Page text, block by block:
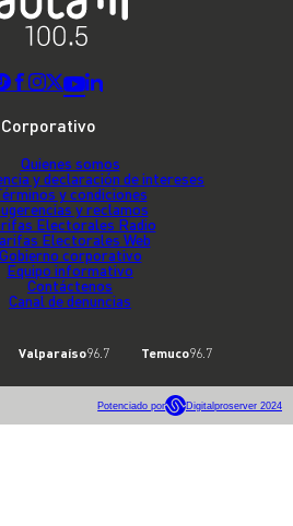
Corporativo
Quienes somos
y declaración de intereses
y condiciones
y reclamos
Electorales Radio
Electorales Web
Gobierno corporativo
Equipo informativo
Contáctenos
Canal de denuncias
Valparaíso96.7 Temuco96.7
Potenciado por Digitalproserver 2024